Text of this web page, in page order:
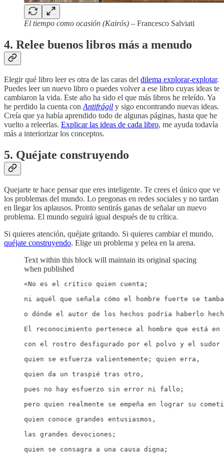
El tiempo como ocasión (Kairós) – Francesco Salviati
4. Relee buenos libros más a menudo
Elegir qué libro leer es otra de las caras del dilema explorar-explotar.
Puedes leer un nuevo libro o puedes volver a ese libro cuyas ideas te
cambiaron la vida. Este año ha sido el que más libros he releído. Ya
he perdido la cuenta con Antifrágil y sigo encontrando nuevas ideas.
Creía que ya había aprendido todo de algunas páginas, hasta que he
vuelto a releerlas. Explicar las ideas de cada libro, me ayuda todavía
más a interiorizar los conceptos.
5. Quéjate construyendo
Quejarte te hace pensar que eres inteligente. Te crees el único que ve
los problemas del mundo. Lo pregonas en redes sociales y no tardan
en llegar los aplausos. Pronto sentirás ganas de señalar un nuevo
problema. El mundo seguirá igual después de tu crítica.
Si quieres atención, quéjate gritando. Si quieres cambiar el mundo,
quéjate construyendo. Elige un problema y pelea en la arena.
Text within this block will maintain its original spacing
when published
«No es el crítico quien cuenta;
ni aquél que señala cómo el hombre fuerte se
o dónde el autor de los hechos podría haberlo
El reconocimiento pertenece al hombre que está
con el rostro desfigurado por el polvo y el sudor
quien se esfuerza valientemente; quien erra,
quien da un traspié tras otro,
pues no hay esfuerzo sin error ni fallo;
pero quien realmente se empeña en lograr su
quien conoce grandes entusiasmos,
las grandes devociones;
quien se consagra a una causa digna;